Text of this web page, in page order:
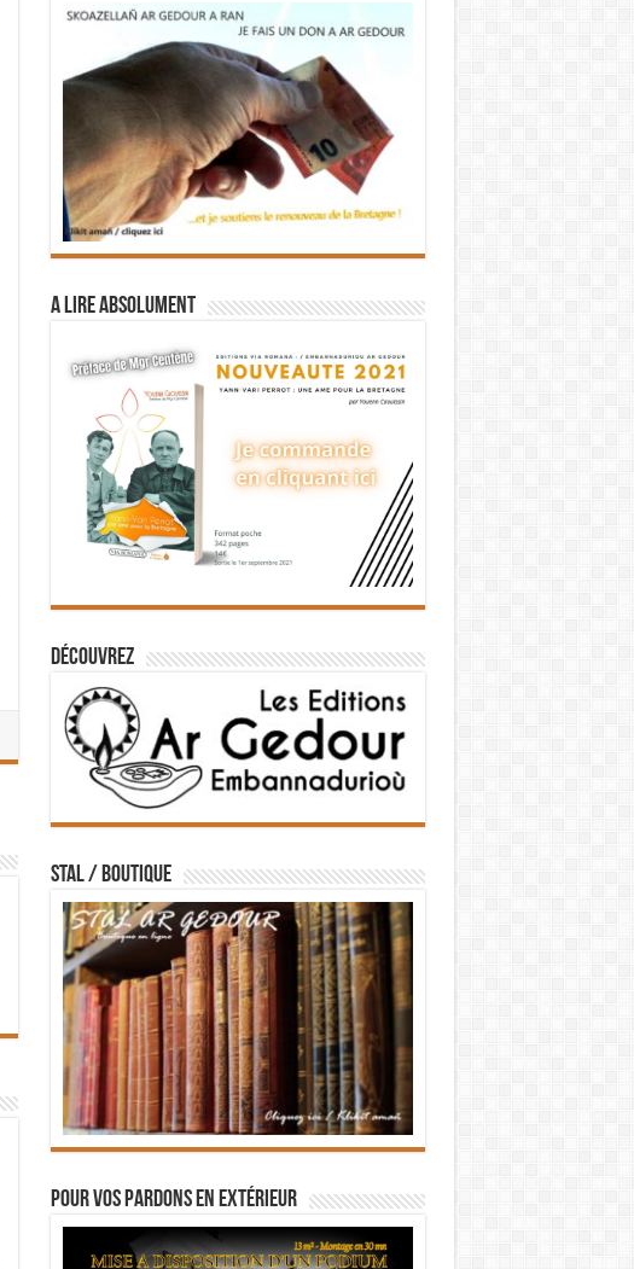
A lire absolument
Découvrez
STAL / BOUTIQUE
Pour vos pardons en extérieur